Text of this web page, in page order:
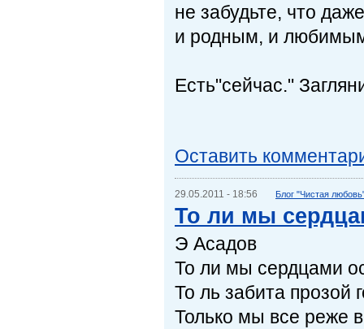
не забудьте, что
и родным, и
Есть"сейчас."
Оставить
29.05.2011 - 18:56 Блог "Чистая
То ли мы
Э Асадов
То ли мы сердцами
То ль забита прозой
Только мы все реже